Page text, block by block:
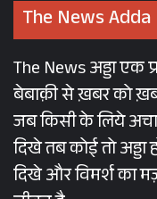
The News Adda
The News अड्डा एक
बेबाक़ी से ख़बर को
जब किसी के लिये
दिखे तब कोई तो अड्डा
दिखे और विमर्श का